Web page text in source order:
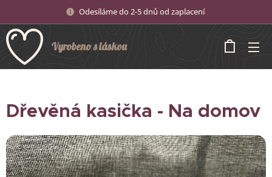
Odesíláme do 2-5 dnů od zaplacení
Vyrobeno s láskou
Dřevěná kasička - Na domov